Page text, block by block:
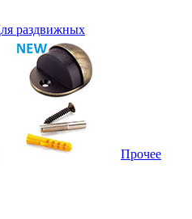
раздвижных
Прочее